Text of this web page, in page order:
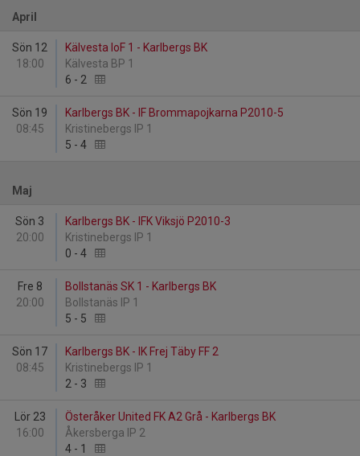
April
Sön 12
18:00
Kälvesta IoF 1 - Karlbergs BK
Kälvesta BP 1
6 - 2
Sön 19
08:45
Karlbergs BK - IF Brommapojkarna P2010-5
Kristinebergs IP 1
5 - 4
Maj
Sön 3
20:00
Karlbergs BK - IFK Viksjö P2010-3
Kristinebergs IP 1
0 - 4
Fre 8
20:00
Bollstanäs SK 1 - Karlbergs BK
Bollstanäs IP 1
5 - 5
Sön 17
08:45
Karlbergs BK - IK Frej Täby FF 2
Kristinebergs IP 1
2 - 3
Lör 23
16:00
Österåker United FK A2 Grå - Karlbergs BK
Åkersberga IP 2
4 - 1